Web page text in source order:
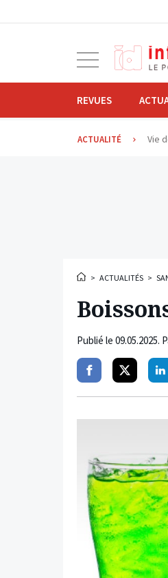
navigation
REVUES
ACTUALITÉ Vie
> ACTUALITÉS >
Publié le 09.05.2025.
PartagerPartager